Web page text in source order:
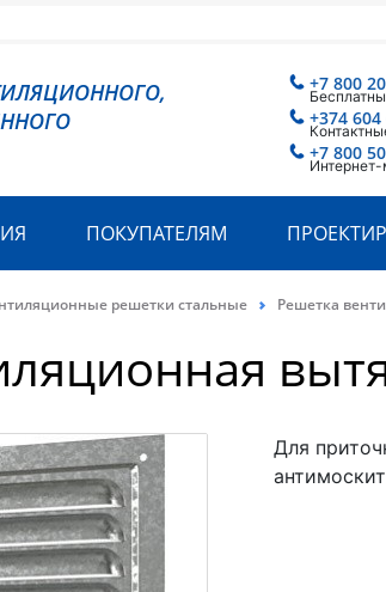
+7 800
+7 800
Интернет-
+374
ПОКУПАТЕЛЯМ
решетки стальные Решетка
Для